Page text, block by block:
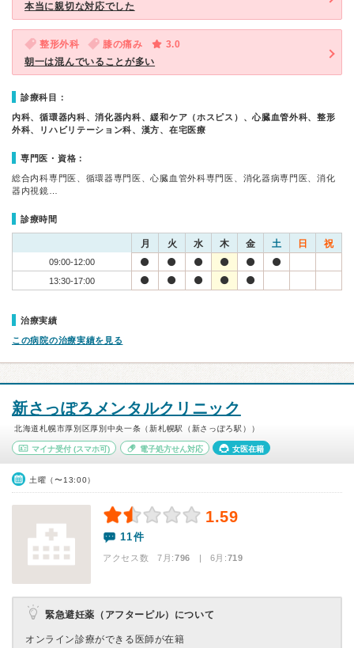
本当に親切な対応でした
整形外科 膝の痛み
3.0
朝一は混んでいることが多い
診療科目：
内科、循環器内科、消化器内科、緩和ケア（ホスピス）、心臓血管外科、整形
外科、リハビリテーション科、漢方、在宅医療
専門医・資格：
総合内科専門医、循環器専門医、心臓血管外科専門医、消化器病専門医、消化
器内視鏡…
診療時間
月 火 水 木 金 土 日 祝
09:00-12:00
13:30-17:00
治療実績
この病院の治療実績を見る
新さっぽろメンタルクリニック
北海道札幌市厚別区厚別中央一条（新札幌駅（新さっぽろ駅））
マイナ受付 (スマホ可) 電子処方せん対応 女医在籍
土曜（〜13:00）
1.59
11件
アクセス数 7月:796 | 6月:719
緊急避妊薬（アフターピル）について
オンライン診療ができる医師が在籍